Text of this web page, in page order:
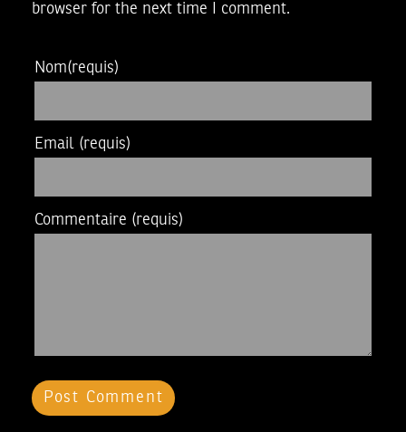
browser for the next time I comment.
Nom(requis)
Email (requis)
Commentaire (requis)